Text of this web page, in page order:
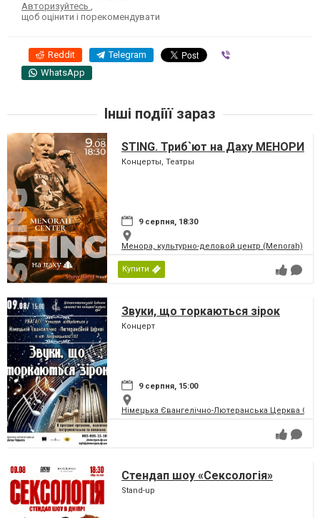
Авторизуйтесь
щоб оцінити і порекомендувати
Reddit Telegram
WhatsApp
Інші подіїї зараз
STING. Триб`ют на Даху МЕНОРИ
Концерты, Театры
9 серпня, 18:30
Менора, культурно-деловой центр (Menorah)
Купити
Звуки, що торкаються зірок
Концерт
9 серпня, 15:00
Німецька Євангелічно-Лютеранська Церква
Стендап шоу «Сексологія»
Stand-up